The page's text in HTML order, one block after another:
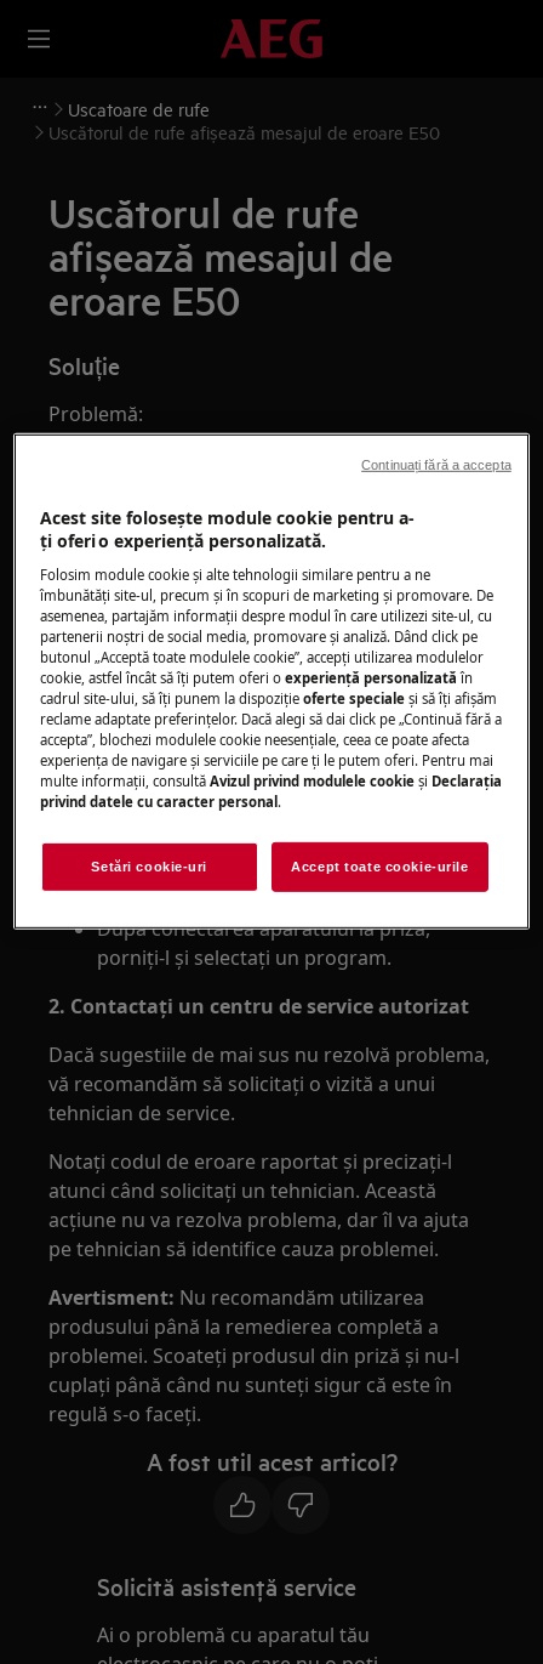
Uscatoare de rufe
Uscătorul de rufe afișează mesajul de eroare E50
Uscătorul de rufe
afișează mesajul de
eroare E50
Soluție
Problemă:
Uscătorul de rufe afișează mesajul de
la motor sau de software.
Se aplică la:
Uscătoarele ventilate
Uscătoarele cu condensator
Uscătoarele cu pompă de căldură
Rezolvare:
1. Resetaţi aparatul
Scoateţi ştecherul din priză, aşteptaţi 30 de
secunde apoi introduceţi ştecherul din nou
în priză (acelaşi rezultat poate fi obţinut
folosind un comutator de siguranţă).
După conectarea aparatului la priză,
porniți-l și selectați un program.
2. Contactați un centru de service autorizat
Dacă sugestiile de mai sus nu rezolvă problema,
vă recomandăm să solicitați o vizită a unui
tehnician de service.
Notaţi codul de eroare raportat şi precizaţi-l
atunci când solicitaţi un tehnician. Această
acţiune nu va rezolva problema, dar îl va ajuta
pe tehnician să identifice cauza problemei.
Avertisment: Nu recomandăm utilizarea
produsului până la remedierea completă a
problemei. Scoateţi produsul din priză şi nu-l
cuplaţi până când nu sunteţi sigur că este în
regulă s-o faceţi.
A fost util acest articol?
Solicită asistenţă service
Ai o problemă cu aparatul tău
Acest site folosește module cookie pentru a-
ţi oferi o experienţă personalizată.
Folosim module cookie și alte tehnologii similare pentru a ne
îmbunătăţi site-ul, precum și în scopuri de marketing și promovare. De
asemenea, partajăm informaţii despre modul în care utilizezi site-ul, cu
partenerii noștri de social media, promovare și analiză. Dând click pe
butonul „Acceptă toate modulele cookie”, accepţi utilizarea modulelor
cookie, astfel încât să îţi putem oferi oexperienţă personalizată în
cadrul site-ului, să îţi punem la dispoziţieoferte speciale și să îţi afișăm
reclame adaptate preferinţelor. Dacă alegi să dai click pe „Continuă fără a
accepta”, blochezi modulele cookie neesenţiale, ceea ce poate afecta
experienţa de navigare și serviciile pe care ţi le putem oferi. Pentru mai
multe informaţii, consultăAvizul privind modulele cookie și Declaraţia
privind datele cu caracter personal.
Setări cookie-uri Accept toate cookie-urile
Continuați fără a accepta